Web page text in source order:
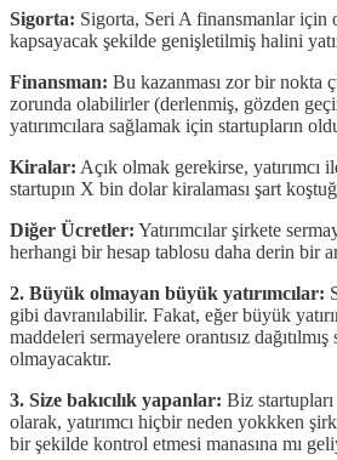
Sigorta: Sigorta, Seri A finansmanlar için
kapsayacak şekilde genişletilmiş halini
Finansman: Bu kazanması zor bir nokta
zorunda olabilirler (derlenmiş, gözden
yatırımcılara sağlamak için startupların
Kiralar: Açık olmak gerekirse, yatırımcı
startupın X bin dolar kiralaması şart
Diğer Ücretler: Yatırımcılar şirkete
herhangi bir hesap tablosu daha derin bir
2. Büyük olmayan büyük yatırımcılar:
gibi davranılabilir. Fakat, eğer büyük
maddeleri sermayelere orantısız
olmayacaktır.
3. Size bakıcılık yapanlar: Biz startupları
olarak, yatırımcı hiçbir neden yokkken
bir şekilde kontrol etmesi manasına mı